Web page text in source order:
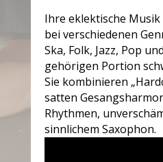
Ihre eklektische
bei verschiedenen
Ska, Folk, Jazz, Pop
gehörigen Portion
Sie kombinieren
satten
Rhythmen,
sinnlichem Saxophon.